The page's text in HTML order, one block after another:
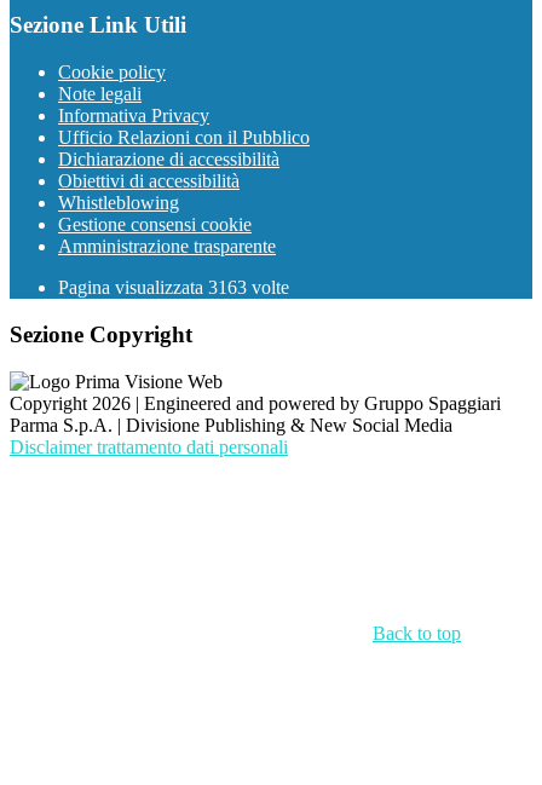
Sezione Link Utili
Cookie policy
Note legali
Informativa Privacy
Ufficio Relazioni con il Pubblico
Dichiarazione di accessibilità
Obiettivi di accessibilità
Whistleblowing
Gestione consensi cookie
Amministrazione trasparente
Pagina visualizzata 3163 volte
Sezione Copyright
Copyright 2026 | Engineered and powered by Gruppo Spaggiari
Parma S.p.A. | Divisione Publishing & New Social Media
Disclaimer trattamento dati personali
Back to top